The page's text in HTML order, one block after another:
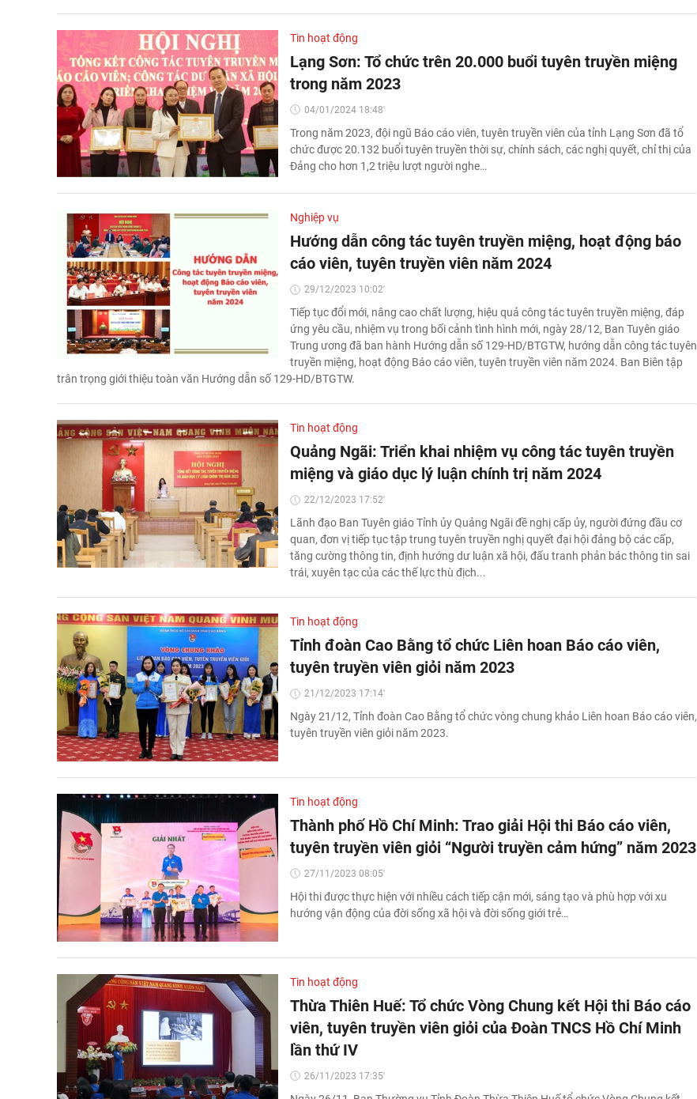
Tin hoạt động
Lạng Sơn: Tổ chức trên 20.000 buổi tuyên truyền miệng
trong năm 2023
04/01/2024 18:48'
Trong năm 2023, đội ngũ Báo cáo viên, tuyên truyền viên của tỉnh Lạng Sơn đã tổ
chức được 20.132 buổi tuyên truyền thời sự, chính sách, các nghị quyết, chỉ thị của
Đảng cho hơn 1,2 triệu lượt người nghe…
Nghiệp vụ
Hướng dẫn công tác tuyên truyền miệng, hoạt động báo
cáo viên, tuyên truyền viên năm 2024
29/12/2023 10:02'
Tiếp tục đổi mới, nâng cao chất lượng, hiệu quả công tác tuyên truyền miệng, đáp
ứng yêu cầu, nhiệm vụ trong bối cảnh tình hình mới, ngày 28/12, Ban Tuyên giáo
Trung ương đã ban hành Hướng dẫn số 129-HD/BTGTW, hướng dẫn công tác tuyên
truyền miệng, hoạt động Báo cáo viên, tuyên truyền viên năm 2024. Ban Biên tập
trân trọng giới thiệu toàn văn Hướng dẫn số 129-HD/BTGTW.
Tin hoạt động
Quảng Ngãi: Triển khai nhiệm vụ công tác tuyên truyền
miệng và giáo dục lý luận chính trị năm 2024
22/12/2023 17:52'
Lãnh đạo Ban Tuyên giáo Tỉnh ủy Quảng Ngãi đề nghị cấp ủy, người đứng đầu cơ
quan, đơn vị tiếp tục tập trung tuyên truyền nghị quyết đại hội đảng bộ các cấp,
tăng cường thông tin, định hướng dư luận xã hội, đấu tranh phản bác thông tin sai
trái, xuyên tạc của các thế lực thù địch...
Tin hoạt động
Tỉnh đoàn Cao Bằng tổ chức Liên hoan Báo cáo viên,
tuyên truyền viên giỏi năm 2023
21/12/2023 17:14'
Ngày 21/12, Tỉnh đoàn Cao Bằng tổ chức vòng chung khảo Liên hoan Báo cáo viên,
tuyên truyền viên giỏi năm 2023.
Tin hoạt động
Thành phố Hồ Chí Minh: Trao giải Hội thi Báo cáo viên,
tuyên truyền viên giỏi “Người truyền cảm hứng” năm 2023
27/11/2023 08:05'
Hội thi được thực hiện với nhiều cách tiếp cận mới, sáng tạo và phù hợp với xu
hướng vận động của đời sống xã hội và đời sống giới trẻ…
Tin hoạt động
Thừa Thiên Huế: Tổ chức Vòng Chung kết Hội thi Báo cáo
viên, tuyên truyền viên giỏi của Đoàn TNCS Hồ Chí Minh
lần thứ IV
26/11/2023 17:35'